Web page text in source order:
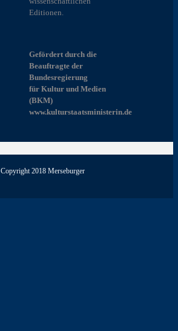
Editionen.
Gefördert durch die
Beauftragte der
Bundesregierung
für Kultur und Medien
(BKM)
www.kulturstaatsministerin.de
Copyright 2018 Merseburger